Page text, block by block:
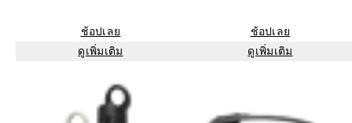
ช้อปเลย
ดูเพิ่มเติม
ช้อปเลย
ดูเพิ่มเติม